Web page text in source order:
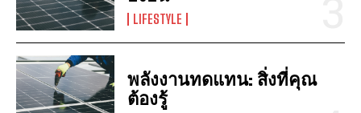
LIFESTYLE
พลังงานทดแทน: สิ่งที่คุณ
ต้องรู้